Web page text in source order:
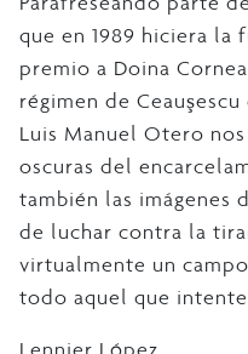
que en 1989 hiciera la
premio a Doina
régimen de
Luis Manuel Otero
oscuras del
también las imágenes
de luchar contra la
virtualmente un
todo aquel que